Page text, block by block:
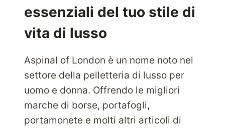
essenziali del tuo stile di
vita di lusso
Aspinal of London è un nome noto nel
settore della pelletteria di lusso per
uomo e donna. Offrendo le migliori
marche di borse, portafogli,
portamonete e molti altri articoli di